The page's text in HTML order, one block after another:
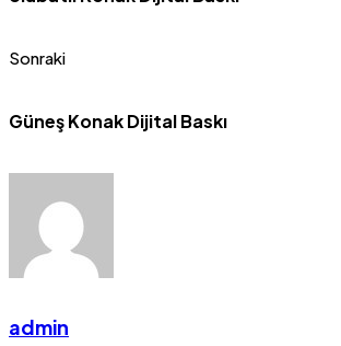
Sonraki
Güneş Konak Dijital Baskı
admin